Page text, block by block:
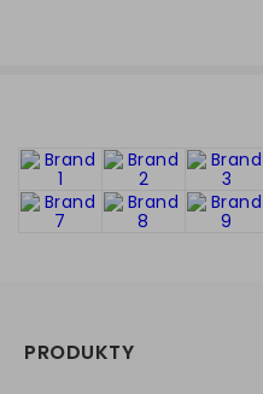
PRODUKTY